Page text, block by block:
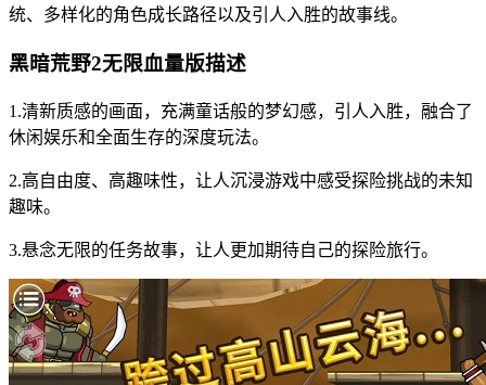
统、多样化的角色成长路径以及引人入胜的故事线。
黑暗荒野2无限血量版描述
1.清新质感的画面，充满童话般的梦幻感，引人入胜，融合了
休闲娱乐和全面生存的深度玩法。
2.高自由度、高趣味性，让人沉浸游戏中感受探险挑战的未知
趣味。
3.悬念无限的任务故事，让人更加期待自己的探险旅行。